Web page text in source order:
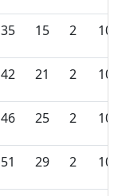
35 15 2 10
42 21 2 10
46 25 2 10
51 29 2 10